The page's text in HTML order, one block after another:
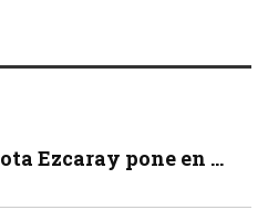
Ezcaray pone en ...